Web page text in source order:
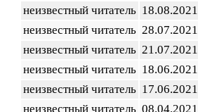
неизвестный читатель 18.08.2021
неизвестный читатель 28.07.2021
неизвестный читатель 21.07.2021
неизвестный читатель 18.06.2021
неизвестный читатель 17.06.2021
неизвестный читатель 08.04.2021